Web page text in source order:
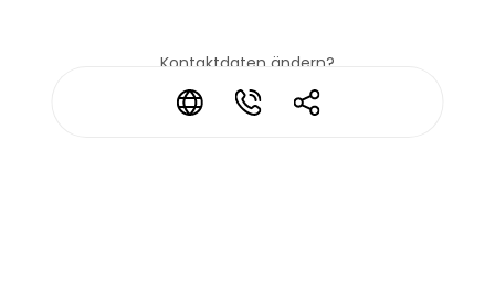
* * *
Kontaktdaten ändern?